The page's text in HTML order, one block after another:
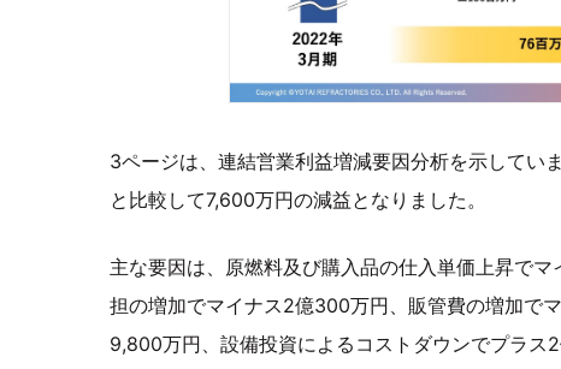
3ページは、連結営業利益増減要因分析を示して
と比較して7,600万円の減益となりました。
主な要因は、原燃料及び購入品の仕入単価上昇で
担の増加でマイナス2億300万円、販管費の増加で
9,800万円、設備投資によるコストダウンでプラ